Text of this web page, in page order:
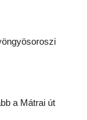
a Mátrai út